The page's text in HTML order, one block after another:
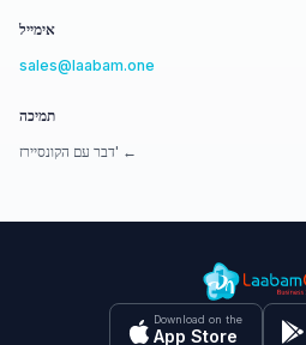
אימייל
sales@laabam.one
תמיכה
דבר עם הקונסיירז' ←
Download on the
App Store